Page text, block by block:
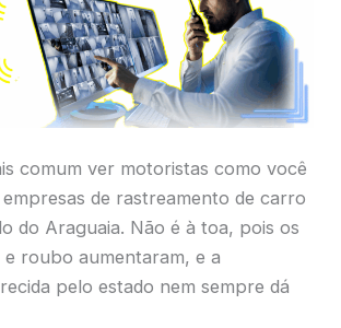
comum ver motoristas como você
de rastreamento de carro
do Araguaia. Não é à toa, pois os
roubo aumentaram, e a
pelo estado nem sempre dá